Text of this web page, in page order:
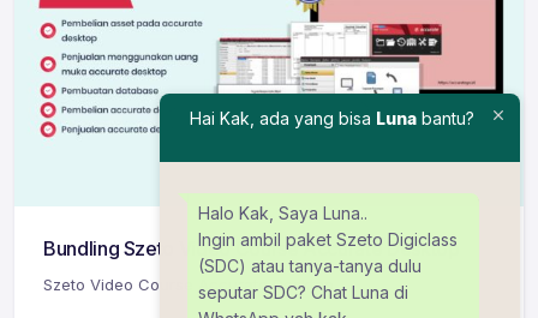
Bundling Szeto Video Course Accurate Desktop
Szeto Video Course Accurate Desktop
Hai Kak, ada yang bisa Luna bantu?
Halo Kak, Saya Luna..
Ingin ambil paket Szeto Digiclass
(SDC) atau tanya-tanya dulu
seputar SDC? Chat Luna di